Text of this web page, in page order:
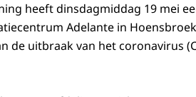
heeft dinsdagmiddag 19 mei
Adelante in
de uitbraak van het coronavirus